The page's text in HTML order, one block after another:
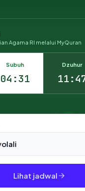
Agama RI melalui MyQuran
Subuh
04:31
Dzuhur
500+ kota dan
Lihat jadwal